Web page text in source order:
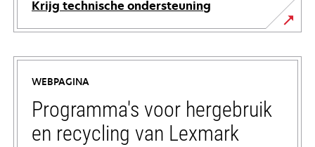
Krijg technische ondersteuning
opens
in
new
tab
WEBPAGINA
Programma's voor hergebruik
en recycling van Lexmark